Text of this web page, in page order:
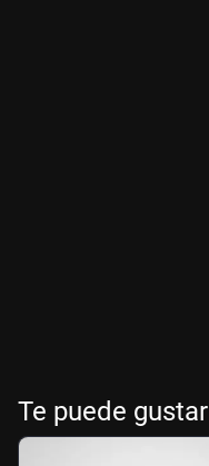
Te puede gustar